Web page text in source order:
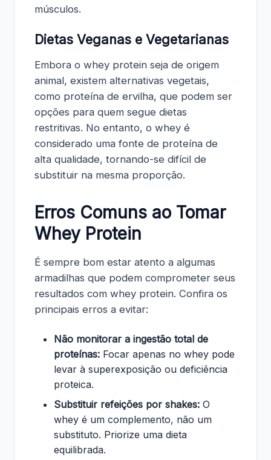
músculos.
Dietas Veganas e Vegetarianas
Embora o whey protein seja de origem
animal, existem alternativas vegetais,
como proteína de ervilha, que podem ser
opções para quem segue dietas
restritivas. No entanto, o whey é
considerado uma fonte de proteína de
alta qualidade, tornando-se difícil de
substituir na mesma proporção.
Erros Comuns ao Tomar
Whey Protein
É sempre bom estar atento a algumas
armadilhas que podem comprometer seus
resultados com whey protein. Confira os
principais erros a evitar:
Não monitorar a ingestão total de
proteínas: Focar apenas no whey pode
levar à superexposição ou deficiência
proteica.
Substituir refeições por shakes: O
whey é um complemento, não um
substituto. Priorize uma dieta
equilibrada.